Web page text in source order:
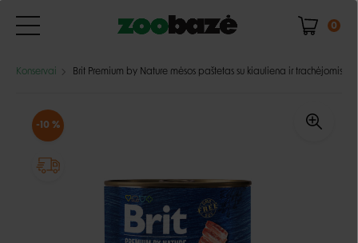
0
Konservai Brit Premium by Nature mėsos paštetas su kiauliena ir trachėjomis
-10 %